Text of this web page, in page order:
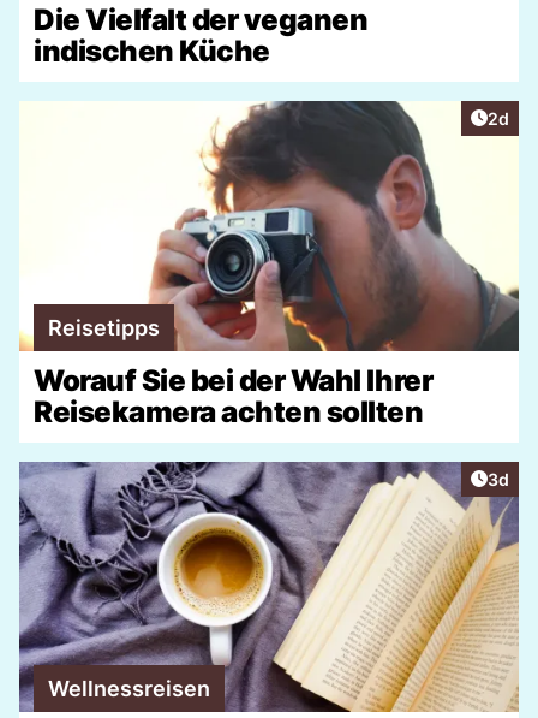
Die Vielfalt der veganen
indischen Küche
2d
Reisetipps
Worauf Sie bei der Wahl Ihrer
Reisekamera achten sollten
3d
Wellnessreisen